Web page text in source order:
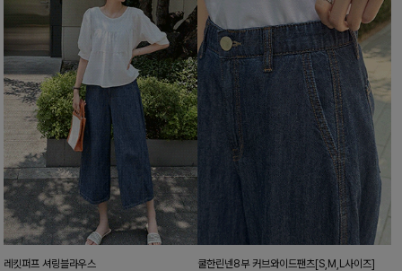
레킷퍼프 셔링블라우스 쿨한린넨8부 커브와이드팬츠[S,M,L사이즈]